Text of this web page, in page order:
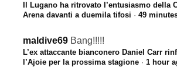
Il Lugano ha ritrovato l’entusiasmo della
Arena davanti a duemila tifosi · 49
maldive69 Bang!!!!!
L’ex attaccante bianconero Daniel Carr
l’Ajoie per la prossima stagione · 1 hour